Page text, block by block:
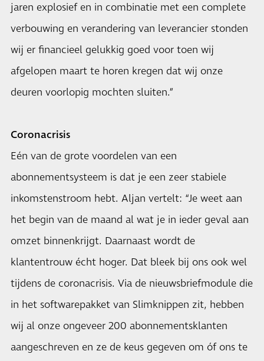
jaren explosief en in combinatie met een complete
verbouwing en verandering van leverancier stonden
wij er financieel gelukkig goed voor toen wij
afgelopen maart te horen kregen dat wij onze
deuren voorlopig mochten sluiten.”
Coronacrisis
Eén van de grote voordelen van een
abonnementsysteem is dat je een zeer stabiele
inkomstenstroom hebt. Aljan vertelt: “Je weet aan
het begin van de maand al wat je in ieder geval aan
omzet binnenkrijgt. Daarnaast wordt de
klantentrouw écht hoger. Dat bleek bij ons ook wel
tijdens de coronacrisis. Via de nieuwsbriefmodule die
in het softwarepakket van Slimknippen zit, hebben
wij al onze ongeveer 200 abonnementsklanten
aangeschreven en ze de keus gegeven om óf ons te